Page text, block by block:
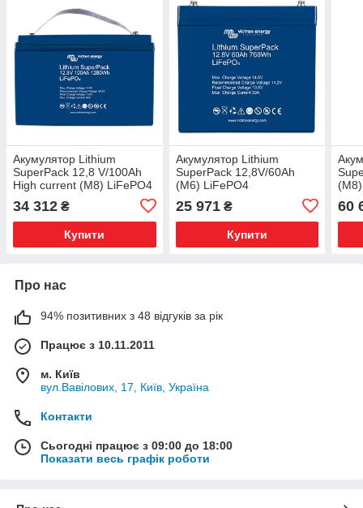
Акумулятор Lithium
SuperPack 12,8 V/100Ah
High current (M8) LiFePO4
Energy 12,8В 100Аг
34 312 ₴
Купити
Акумулятор Lithium
SuperPack 12,8V/60Ah
(M6) LiFePO4
Energy 12,8В 60Аг
25 971₴
Купити
60
Про нас
94% позитивних з 48 відгуків за рік
Працює з 10.11.2011
м. Київ
вул.Вавілових, 17, Київ, Україна
Контакти
Сьогодні працює з 09:00 до 18:00
Показати весь графік роботи